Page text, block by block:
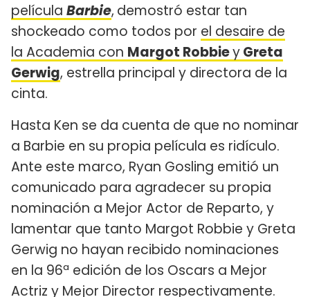
película Barbie, demostró estar tan
shockeado como todos por el desaire de
la Academia con Margot RobbieyGreta
Gerwig, estrella principal y directora de la
cinta.
Hasta Ken se da cuenta de que no nominar
a Barbie en su propia película es ridículo.
Ante este marco, Ryan Gosling emitió un
comunicado para agradecer su propia
nominación a Mejor Actor de Reparto, y
lamentar que tanto Margot Robbie y Greta
Gerwig no hayan recibido nominaciones
en la 96ª edición de los Oscars a Mejor
Actriz y Mejor Director respectivamente.